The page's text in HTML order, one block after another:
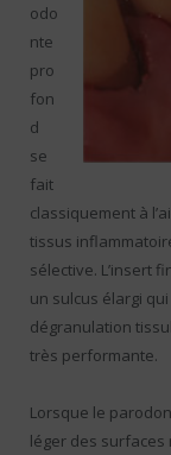
odo
nte
pro
fon
d
se
fait
classiquement à
tissus
sélective. L’insert
un sulcus élargi
dégranulation
très performante.
Lorsque le
léger des